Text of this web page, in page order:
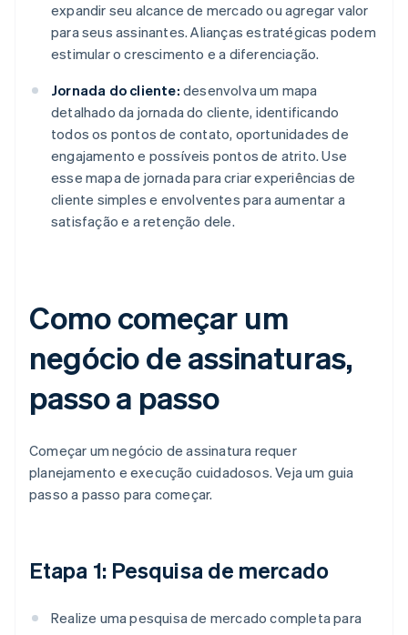
expandir seu alcance de mercado ou agregar valor
para seus assinantes. Alianças estratégicas podem
estimular o crescimento e a diferenciação.
Jornada do cliente: desenvolva um mapa
detalhado da jornada do cliente, identificando
todos os pontos de contato, oportunidades de
engajamento e possíveis pontos de atrito. Use
esse mapa de jornada para criar experiências de
cliente simples e envolventes para aumentar a
satisfação e a retenção dele.
Como começar um
negócio de assinaturas,
passo a passo
Começar um negócio de assinatura requer
planejamento e execução cuidadosos. Veja um guia
passo a passo para começar.
Etapa 1: Pesquisa de mercado
Realize uma pesquisa de mercado completa para